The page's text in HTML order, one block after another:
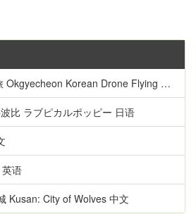
Korean Drone Flying Tour Okgyecheon 中文
比 ラブピカルポッピー 日语
语
Kusan: City of Wolves 中文